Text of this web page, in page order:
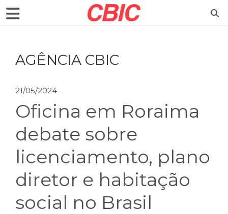
AGÊNCIA CBIC
21/05/2024
Oficina em Roraima
debate sobre
licenciamento, plano
diretor e habitação
social no Brasil